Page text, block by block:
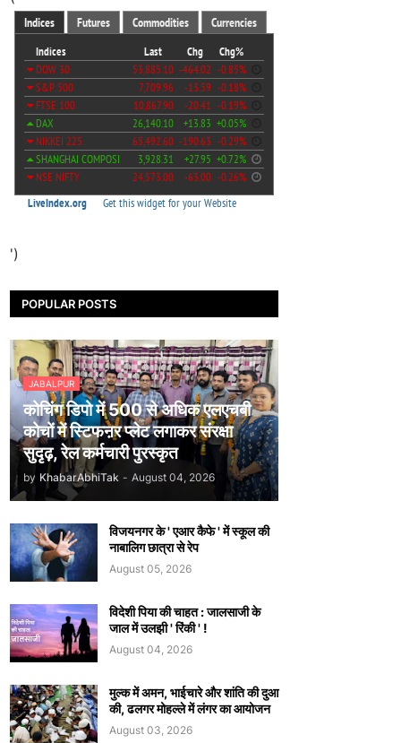
')
POPULAR POSTS
JABALPUR
कोचिंग डिपो में 500 से अधिक एलएचबी
कोचों में स्टिफऩर प्लेट लगाकर संरक्षा
सुदृढ़, रेल कर्मचारी पुरस्कृत
by KhabarAbhiTak - August 04, 2026
विजयनगर के ' एआर कैफे ' में स्कूल की
नाबालिग छात्रा से रेप
August 05, 2026
विदेशी पिया की चाहत : जालसाजी के
जाल में उलझी ' रिंकी ' !
August 04, 2026
मुल्क में अमन, भाईचारे और शांति की दुआ
की, ढलगर मोहल्ले में लंगर का आयोजन
August 03, 2026